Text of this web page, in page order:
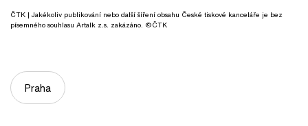
ČTK | Jakékoliv publikování nebo další šíření obsahu České tiskové kanceláře je bez
písemného souhlasu Artalk z.s. zakázáno. ©ČTK
Praha